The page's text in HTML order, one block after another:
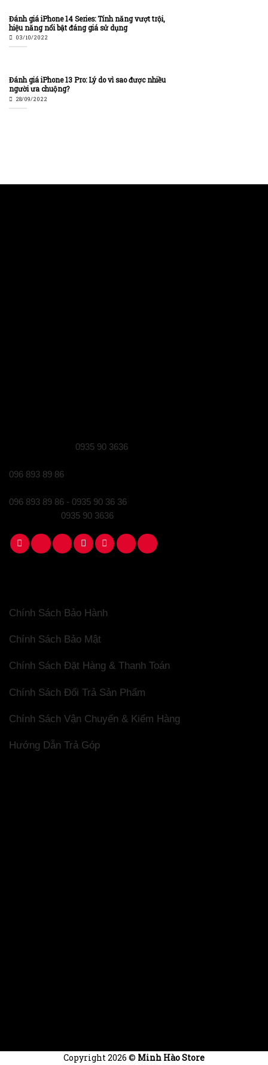
Đánh giá iPhone 14 Series: Tính năng vượt trội,
hiệu năng nổi bật đáng giá sử dụng
03/10/2022
Đánh giá iPhone 13 Pro: Lý do vì sao được nhiều
người ưa chuộng?
28/09/2022
0935 90 3636
096 893 89 86
096 893 89 86 - 0935 90 36 36
0935 90 3636
Chính Sách Bảo Hành
Chính Sách Bảo Mật
Chính Sách Đặt Hàng & Thanh Toán
Chính Sách Đổi Trả Sản Phẩm
Chính Sách Vận Chuyển & Kiểm Hàng
Hướng Dẫn Trả Góp
Copyright 2026 © Minh Hào Store